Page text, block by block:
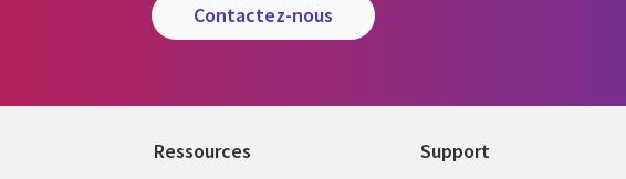
contactez-nous
Ressources Support